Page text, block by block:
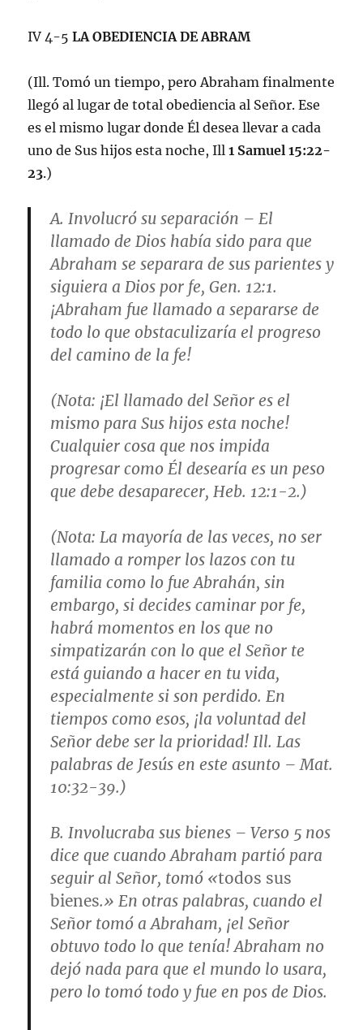
IV 4-5LA OBEDIENCIA DE ABRAM
(Ill. Tomó un tiempo, pero Abraham finalmente
llegó al lugar de total obediencia al Señor. Ese
es el mismo lugar donde Él desea llevar a cada
uno de Sus hijos esta noche, Ill1 Samuel 15:22-
23.)
A. Involucró su separación – El
llamado de Dios había sido para que
Abraham se separara de sus parientes y
siguiera a Dios por fe,Gen. 12:1.
¡Abraham fue llamado a separarse de
todo lo que obstaculizaría el progreso
del camino de la fe!
(Nota: ¡El llamado del Señor es el
mismo para Sus hijos esta noche!
Cualquier cosa que nos impida
progresar como Él desearía es un peso
que debe desaparecer, Heb. 12:1-2.)
(Nota: La mayoría de las veces, no ser
llamado a romper los lazos con tu
familia como lo fue Abrahán, sin
embargo, si decides caminar por fe,
habrá momentos en los que no
simpatizarán con lo que el Señor te
está guiando a hacer en tu vida,
especialmente si son perdido. En
tiempos como esos, ¡la voluntad del
Señor debe ser la prioridad! Ill. Las
palabras de Jesús en este asunto – Mat.
10:32-39.)
B. Involucraba sus bienes –Verso 5 nos
dice que cuando Abraham partió para
seguir al Señor, tomó «todos sus
bienes.» En otras palabras, cuando el
Señor tomó a Abraham, ¡el Señor
obtuvo todo lo que tenía! Abraham no
dejó nada para que el mundo lo usara,
pero lo tomó todo y fue en pos de Dios.